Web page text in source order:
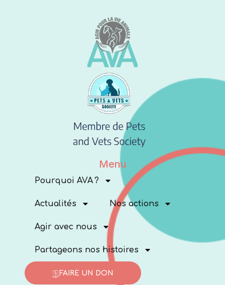
Menu
Pourquoi AVA ?
Actualités Nos actions
Agir avec nous
Partageons nos histoires
FAIRE UN DON